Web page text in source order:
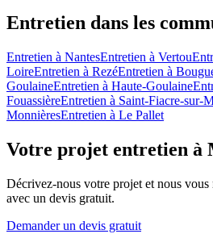
Entretien dans les
Entretien à NantesEntretien à Vertou
LoireEntretien à RezéEntretien à
GoulaineEntretien à Haute-Goulaine
FouassièreEntretien à Saint-Fiacre-sur-
MonnièresEntretien à Le Pallet
Votre projet entretien à
Décrivez-nous votre projet et nous vous
avec un devis gratuit.
Demander un devis gratuit